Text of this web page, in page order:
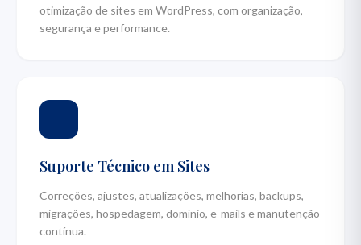
otimização de sites em WordPress, com organização,
segurança e performance.
Suporte Técnico em Sites
Correções, ajustes, atualizações, melhorias, backups,
migrações, hospedagem, domínio, e-mails e manutenção
contínua.